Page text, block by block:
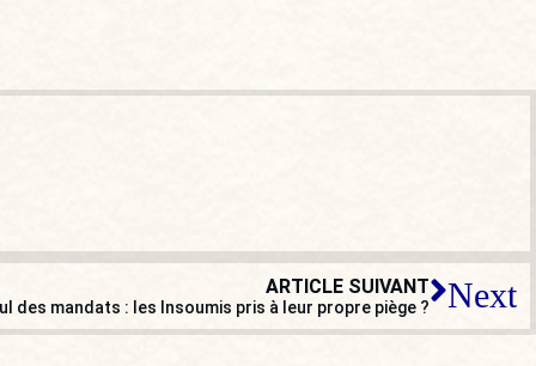
ARTICLE SUIVANT
des mandats : les Insoumis pris à leur propre piège ? Next